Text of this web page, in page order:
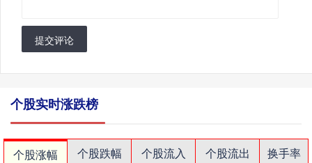
提交评论
个股实时涨跌榜
个股涨幅 个股跌幅 个股流入 个股流出
换手率